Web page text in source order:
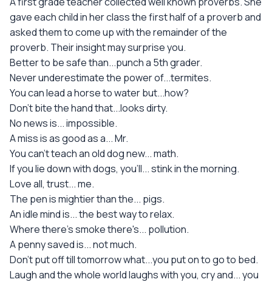
gave each child in her class the first half of a proverb and
asked them to come up with the remainder of the
proverb. Their insight may surprise you.
Better to be safe than...punch a 5th grader.
Never underestimate the power of...termites.
You can lead a horse to water but...how?
Don't bite the hand that...looks dirty.
No news is... impossible.
A miss is as good as a... Mr.
You can't teach an old dog new... math.
If you lie down with dogs, you'll... stink in the morning.
Love all, trust... me.
The pen is mightier than the... pigs.
An idle mind is... the best way to relax.
Where there's smoke there's... pollution.
A penny saved is... not much.
Don't put off till tomorrow what...you put on to go to bed.
Laugh and the whole world laughs with you, cry and... you